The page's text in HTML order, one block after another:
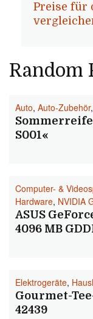
Preise für
Random
Auto, Auto-Zubehör,
S001«
Computer- &
Hardware, NVIDIA
ASUS
4096 MB
Elektrogeräte,
Gourmet-
42439